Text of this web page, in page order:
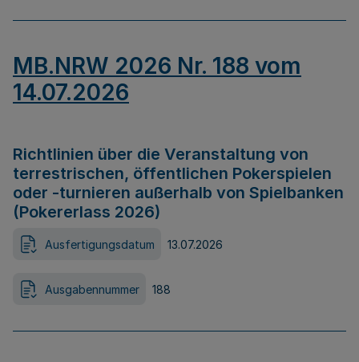
MB.NRW 2026 Nr. 188 vom
14.07.2026
Richtlinien über die Veranstaltung von
terrestrischen, öffentlichen Pokerspielen
oder -turnieren außerhalb von Spielbanken
(Pokererlass 2026)
Ausfertigungsdatum 13.07.2026
Ausgabennummer 188